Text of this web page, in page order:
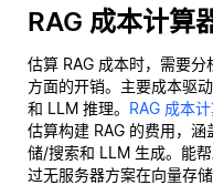
RAG 成本计算
估算 RAG 成本时，需要
方面的开销。主要成本驱
和 LLM 推理。 RAG 成本
估算构建 RAG 的费用，
储/搜索和 LLM 生成。能
过无服务器方案在向量存